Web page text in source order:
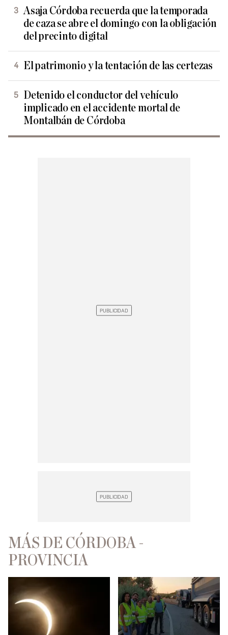
Asaja Córdoba recuerda que la temporada
de caza se abre el domingo con la obligación
del precinto digital
El patrimonio y la tentación de las certezas
Detenido el conductor del vehículo
implicado en el accidente mortal de
Montalbán de Córdoba
MÁS DE CÓRDOBA -
PROVINCIA